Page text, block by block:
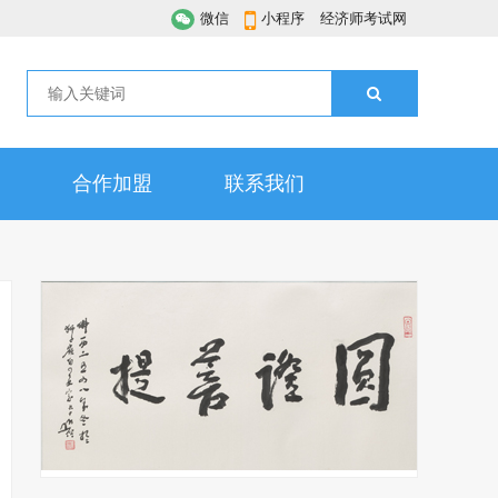
微信 小程序 经济师考试网
合作加盟 联系我们